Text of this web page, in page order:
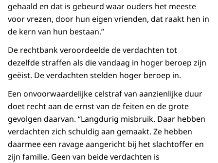
gehaald en dat is gebeurd waar ouders het meeste
voor vrezen, door hun eigen vrienden, dat raakt hen in
de kern van hun bestaan.”
De rechtbank veroordeelde de verdachten tot
dezelfde straffen als die vandaag in hoger beroep zijn
geëist. De verdachten stelden hoger beroep in.
Een onvoorwaardelijke celstraf van aanzienlijke duur
doet recht aan de ernst van de feiten en de grote
gevolgen daarvan. “Langdurig misbruik. Daar hebben
verdachten zich schuldig aan gemaakt. Ze hebben
daarmee een ravage aangericht bij het slachtoffer en
zijn familie. Geen van beide verdachten is